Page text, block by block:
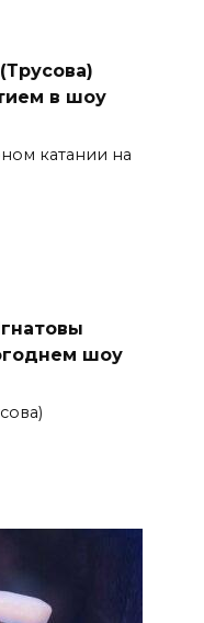
в шоу
катании на
шоу